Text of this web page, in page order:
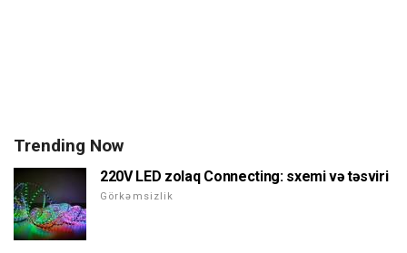
Trending Now
220V LED zolaq Connecting: sxemi və təsviri
Görkəmsizlik